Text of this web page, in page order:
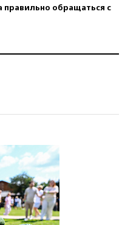
правильно обращаться с